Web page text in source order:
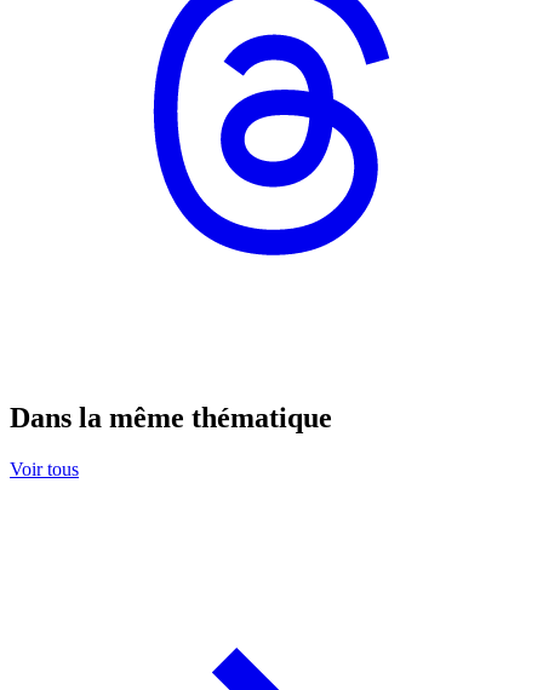
Dans la même thématique
Voir tous